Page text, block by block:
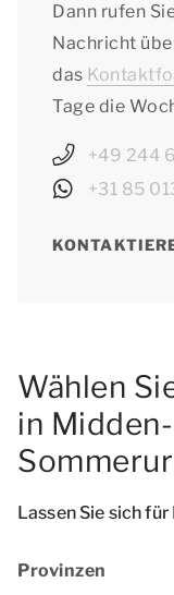
Dann rufen
Nachricht
das
Tage die
+49 244
+31 85
Wählen
in
Lassen Sie sich
Provinzen